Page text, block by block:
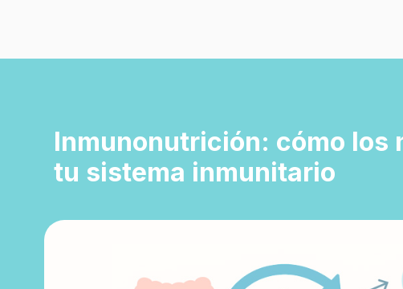
Inmunonutrición: cómo
tu sistema inmunitario